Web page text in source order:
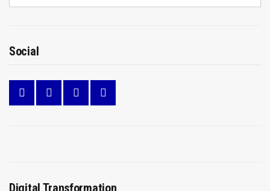
Social
Digital Transformation